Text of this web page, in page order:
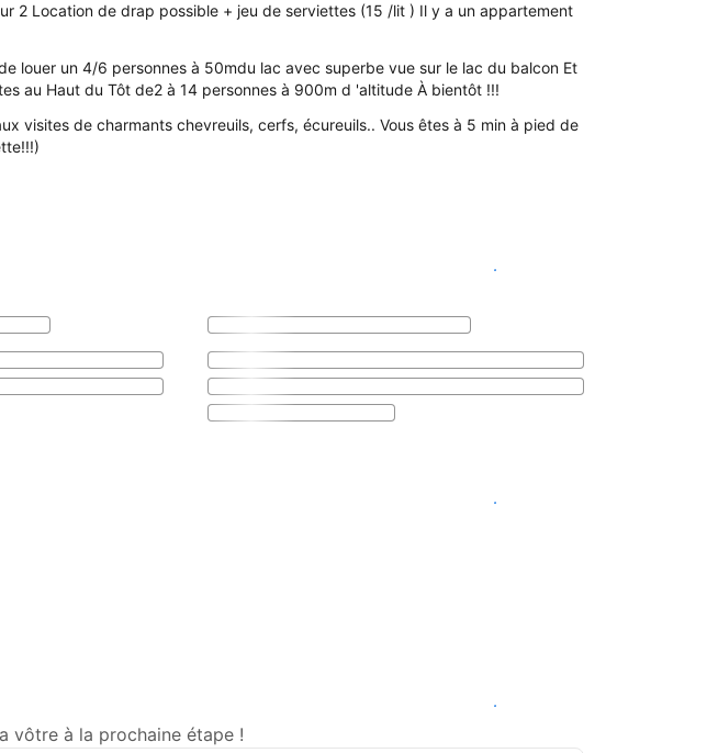
2 Location de drap possible + jeu de serviettes (15 /lit ) Il y a un appartement
louer un 4/6 personnes à 50mdu lac avec superbe vue sur le lac du balcon Et
au Haut du Tôt de2 à 14 personnes à 900m d 'altitude À bientôt !!!
visites de charmants chevreuils, cerfs, écureuils.. Vous êtes à 5 min à pied de
Voir les disponibilités
Voir les disponibilités
vôtre à la prochaine étape !
Voir les disponibilités